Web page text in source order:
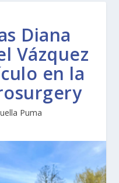
Diana
Vázquez
en la
Puma